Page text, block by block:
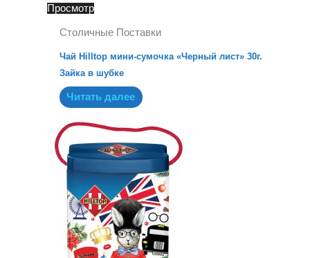
Просмотр
Столичные Поставки
Чай Hilltop мини-сумочка «Черный лист» 30г.
Зайка в шубке
Читать далее